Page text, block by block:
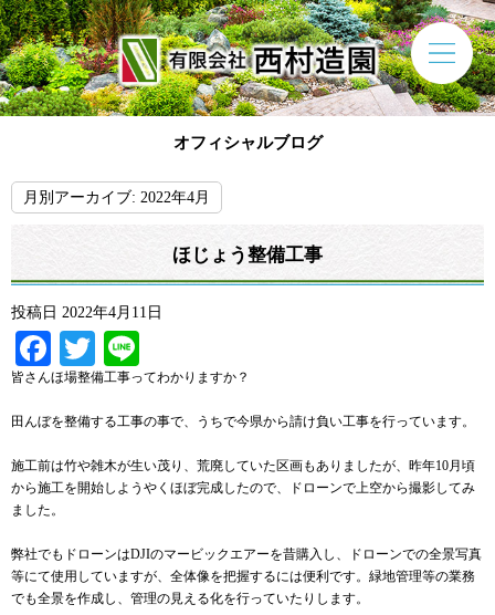
オフィシャルブログ
月別アーカイブ: 2022年4月
ほじょう整備工事
投稿日 2022年4月11日
Facebook
Twitter
皆さんほ場整備工事ってわかりますか？
田んぼを整備する工事の事で、うちで今県から請け負い工事を行っています。
施工前は竹や雑木が生い茂り、荒廃していた区画もありましたが、昨年10月頃
から施工を開始しようやくほぼ完成したので、ドローンで上空から撮影してみ
ました。
弊社でもドローンはDJIのマービックエアーを昔購入し、ドローンでの全景写真
等にて使用していますが、全体像を把握するには便利です。緑地管理等の業務
でも全景を作成し、管理の見える化を行っていたりします。